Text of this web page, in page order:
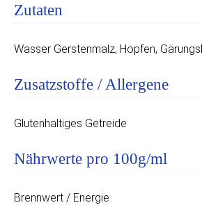
Zutaten
Wasser Gerstenmalz, Hopfen,
Zusatzstoffe / Allergene
Glutenhaltiges Getreide
Nährwerte pro 100g/ml
Brennwert / Energie